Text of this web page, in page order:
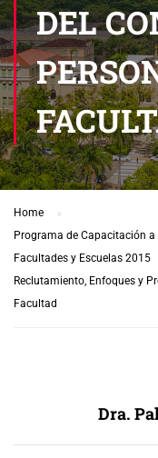
DEL
Home
Programa de Capacitación
Facultades y Escuelas 2015
Reclutamiento, Enfoques y
Facultad
Dra.